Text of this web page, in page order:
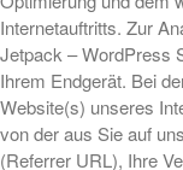
Internetauftritts. Zur
Jetpack – WordPress
Ihrem Endgerät. Bei
Website(s) unseres
von der aus Sie auf
(Referrer URL), Ihre